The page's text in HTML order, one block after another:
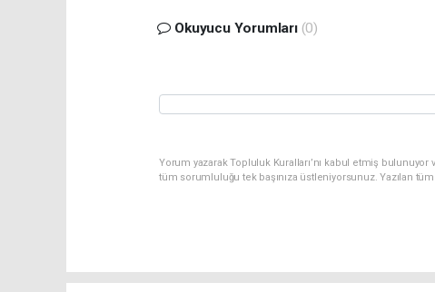
Okuyucu Yorumları (0)
Yorum yazarak Topluluk Kuralları’nı kabul etmiş
tüm sorumluluğu tek başınıza üstleniyorsunuz. Yazılan